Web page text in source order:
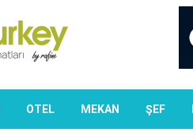
OTEL MEKAN ŞEF